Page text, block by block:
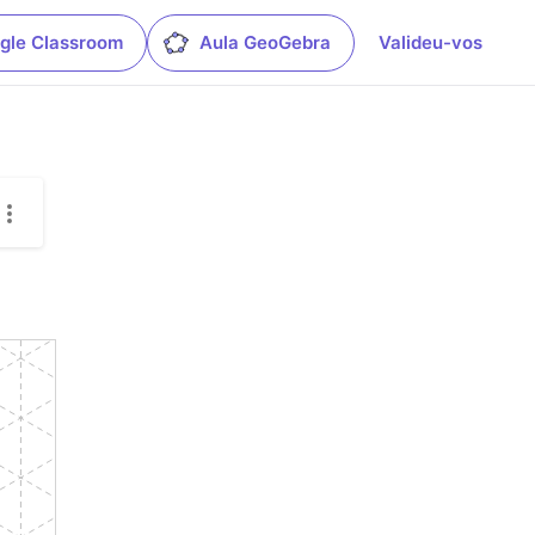
Classroom Aula GeoGebra Valideu-vos